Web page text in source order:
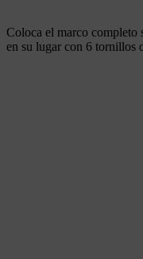
Coloca el marco completo
en su lugar con 6 tornillos